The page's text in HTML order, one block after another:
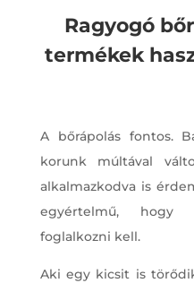
Ragyogó
termékek
A bőrápolás fontos.
korunk múltával
alkalmazkodva is
egyértelmű,
foglalkozni kell.
Aki egy kicsit is